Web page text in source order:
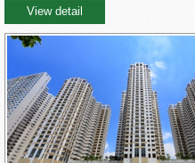
View detail